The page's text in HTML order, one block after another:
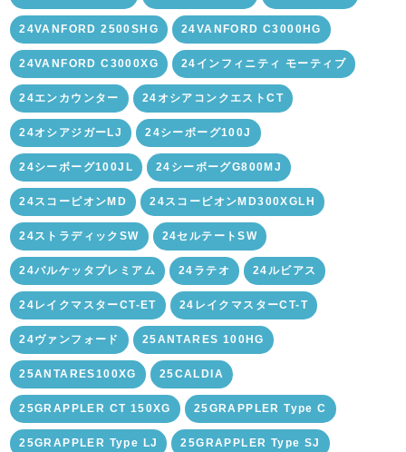
24VANFORD 2500SHG 24VANFORD C3000HG
24VANFORD C3000XG 24インフィニティ モーティブ
24エンカウンター 24オシアコンクエストCT
24オシアジガーLJ 24シーボーグ100J
24シーボーグ100JL 24シーボーグG800MJ
24スコーピオンMD 24スコーピオンMD300XGLH
24ストラディックSW 24セルテートSW
24バルケッタプレミアム 24ラテオ 24ルビアス
24レイクマスターCT-ET 24レイクマスターCT-T
24ヴァンフォード 25ANTARES 100HG
25ANTARES100XG 25CALDIA
25GRAPPLER CT 150XG 25GRAPPLER Type C
25GRAPPLER Type LJ 25GRAPPLER Type SJ